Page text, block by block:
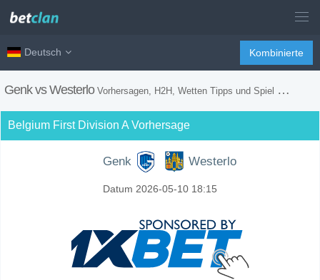
Deutsch Kombinierte
Genk vs Westerlo Vorhersagen, H2H, Wetten Tipps und Spiel Vorschau
Belgium First Division A Vorhersage
Genk Westerlo
Datum 2026-05-10 18:15